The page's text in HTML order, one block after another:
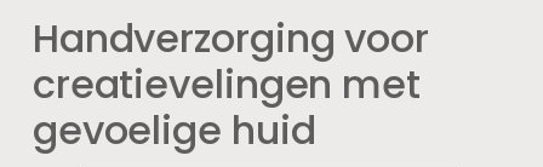
Handverzorging voor
creatievelingen met
gevoelige huid